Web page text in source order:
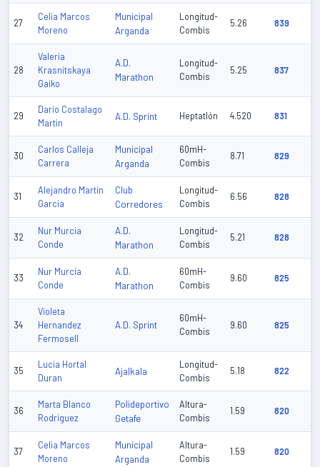
27
Celia Marcos
Moreno
Municipal
Arganda
Longitud-
Combis
5.26 839
28
Valeria
Krasnitskaya
Gaiko
A.D.
Marathon
Longitud-
Combis
5.25 837
29
Dario Costalago
Martin
A.D. Sprint Heptatlón 4.520 831
30
Carlos Calleja
Carrera
Municipal
Arganda
60mH-
Combis
8.71 829
31
Alejandro Martin
Garcia
Club
Corredores
Longitud-
Combis
6.56 828
32
Nur Murcia
Conde
A.D.
Marathon
Longitud-
Combis
5.21 828
33
Nur Murcia
Conde
A.D.
Marathon
60mH-
Combis
9.60 825
34
Violeta
Hernandez
Fermosell
A.D. Sprint
60mH-
Combis
9.60 825
35
Lucia Hortal
Duran
Ajalkala
Longitud-
Combis
5.18 822
36
Marta Blanco
Rodriguez
Polideportivo
Getafe
Altura-
Combis
1.59 820
37
Celia Marcos
Moreno
Municipal
Arganda
Altura-
Combis
1.59 820